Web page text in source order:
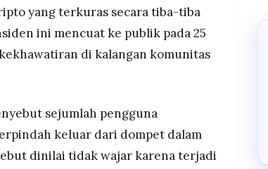
yang terkuras secara tiba-tiba
ini mencuat ke publik pada 25
di kalangan komunitas
sejumlah pengguna
keluar dari dompet dalam
dinilai tidak wajar karena terjadi